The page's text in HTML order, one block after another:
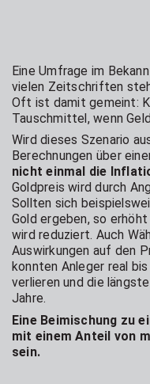
Eine Umfrage im
vielen Zeitschriften
Oft ist damit gemeint:
Tauschmittel, wenn
Wird dieses Szenario
Berechnungen über
nicht einmal die
Goldpreis wird durch
Sollten sich
Gold ergeben, so
wird reduziert. Auch
Auswirkungen auf den
konnten Anleger real
verlieren und die
Jahre.
Eine Beimischung zu
mit einem Anteil von
sein.